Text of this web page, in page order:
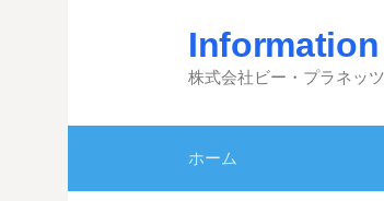
ツ
ス
Information
株式会社ビー・プラネッツ
ホーム